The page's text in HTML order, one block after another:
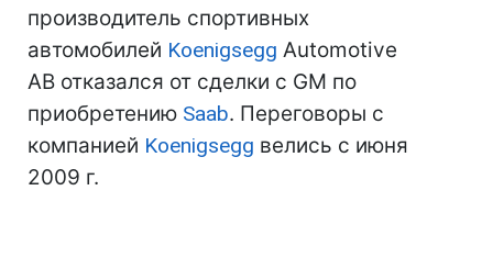
производитель спортивных
автомобилей Koenigsegg Automotive
AB отказался от сделки с GM по
приобретению Saab. Переговоры с
компанией Koenigsegg велись с июня
2009 г.